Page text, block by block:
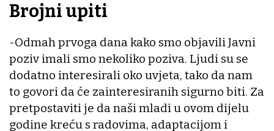
Brojni upiti
-Odmah prvoga dana kako smo objavili Javni
poziv imali smo nekoliko poziva. Ljudi su se
dodatno interesirali oko uvjeta, tako da nam
to govori da će zainteresiranih sigurno biti. Za
pretpostaviti je da naši mladi u ovom dijelu
godine kreću s radovima, adaptacijom i